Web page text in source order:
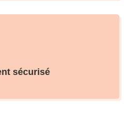
sécurisé